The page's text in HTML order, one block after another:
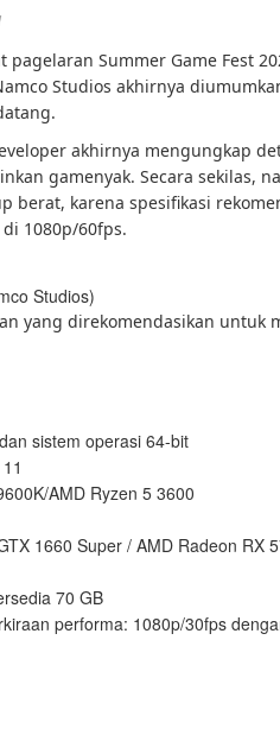
Summer Game Fest
Studios akhirnya
akhirnya mengungkap
gamenyak. Secara sekilas,
berat, karena spesifikasi
1080p/60fps.
Studios)
yang direkomendasikan untuk
sistem operasi 64-bit
AMD Ryzen 5 3600
1660 Super / AMD Radeon RX
70 GB
performa: 1080p/30fps